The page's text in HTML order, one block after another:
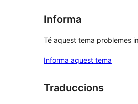
Informa
Té aquest tema problemes
Informa aquest tema
Traduccions